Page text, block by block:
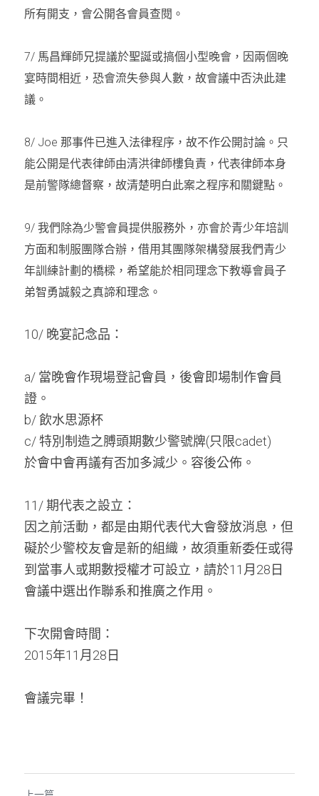
所有開支，會公開各會員查閱。
7/ 馬昌輝師兄提議於聖誕或搞個小型晚會，因兩個晚
宴時間相近，恐會流失參與人數，故會議中否決此建
議。
8/ Joe 那事件已進入法律程序，故不作公開討論。只
能公開是代表律師由清洪律師樓負責，代表律師本身
是前警隊總督察，故清楚明白此案之程序和關鍵點。
9/ 我們除為少警會員提供服務外，亦會於青少年培訓
方面和制服團隊合辦，借用其團隊架構發展我們青少
年訓練計劃的橋樑，希望能於相同理念下教導會員子
弟智勇誠毅之真諦和理念。
10/ 晚宴記念品：
a/ 當晚會作現場登記會員，後會即場制作會員
證。
b/ 飲水思源杯
c/ 特別制造之膊頭期數少警號牌(只限cadet)
於會中會再議有否加多減少。容後公佈。
11/ 期代表之設立：
因之前活動，都是由期代表代大會發放消息，但
礙於少警校友會是新的組織，故須重新委任或得
到當事人或期數授權才可設立，請於11月28日
會議中選出作聯系和推廣之作用。
下次開會時間：
2015年11月28日
會議完畢！